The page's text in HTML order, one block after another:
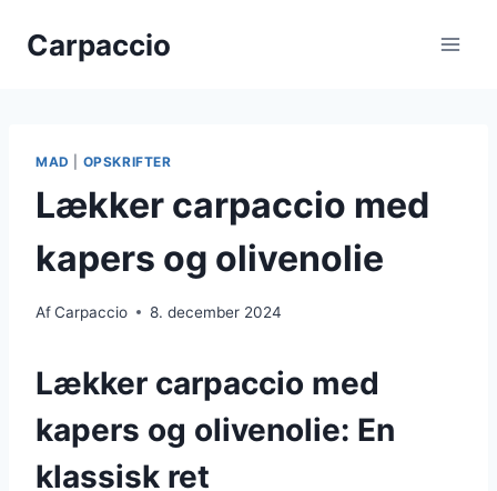
Carpaccio
MAD OPSKRIFTER
Lækker carpaccio med
kapers og olivenolie
AfCarpaccio 8. december 2024
Lækker carpaccio med
kapers og olivenolie: En
klassisk ret